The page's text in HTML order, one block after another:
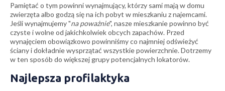
Pamiętać o tym powinni wynajmujący, którzy sami mają w domu
zwierzęta albo godzą się na ich pobyt w mieszkaniu z najemcami.
Jeśli wynajmujemy "na poważnie", nasze mieszkanie powinno być
czyste i wolne od jakichkolwiek obcych zapachów. Przed
wynajęciem obowiązkowo powinniśmy co najmniej odświeżyć
ściany i dokładnie wysprzątać wszystkie powierzchnie. Dotrzemy
w ten sposób do większej grupy potencjalnych lokatorów.
Najlepsza profilaktyka